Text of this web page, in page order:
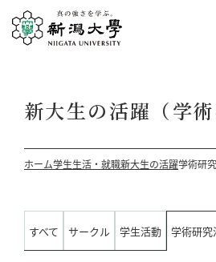
新大生の活躍（学術
ホーム学生生活・就職新大生の活躍学術研
すべて サークル 学生活動 学術研究